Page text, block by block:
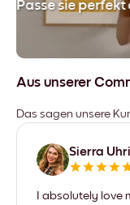
Passe sie perfekt
Aus unserer
Das sagen unsere
Sierra
I absolutely love